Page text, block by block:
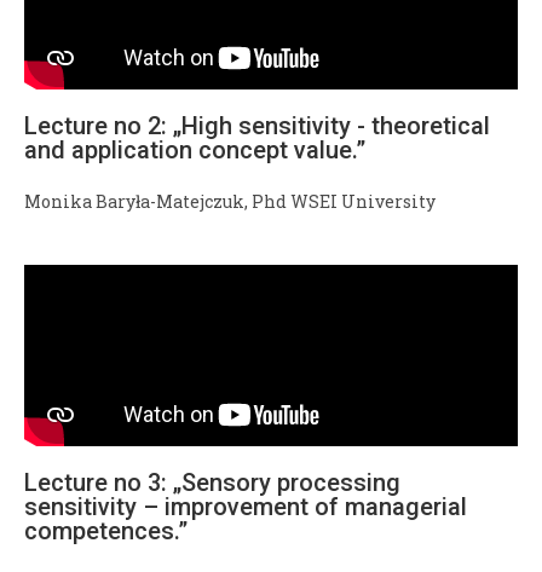
Lecture no 2: „High sensitivity - theoretical
and application concept value.”
Monika Baryła-Matejczuk, Phd WSEI University
Lecture no 3: „Sensory processing
sensitivity – improvement of managerial
competences.”